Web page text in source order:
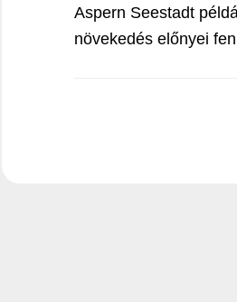
Aspern Seestadt
növekedés előnyei